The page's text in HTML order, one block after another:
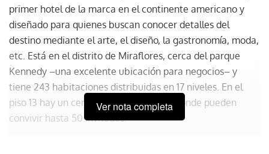
primer hotel de la marca en el continente americano y
diseñado para quienes buscan conocer detalles del
destino mediante el arte, el diseño, la gastronomía, moda,
etc. Está en el distrito de Miraflores, cerca del parque
Kennedy –una excelente ubicación para negocios– y
tiene 243 habitaciones distribuidas en 17 niveles. En el
piso 13 hay un centro entretenimiento donde pueden
convivir hasta 50 invitados.
Ver nota completa